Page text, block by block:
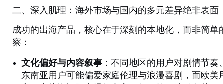
二、深入肌理：海外市场与国内的多元差异绝非表面
成功的出海产品，核心在于深刻的本地化，而非简
察：
文化偏好与内容叙事 ：不同地区的用户对剧情节
东南亚用户可能偏爱家庭伦理与浪漫喜剧，而欧